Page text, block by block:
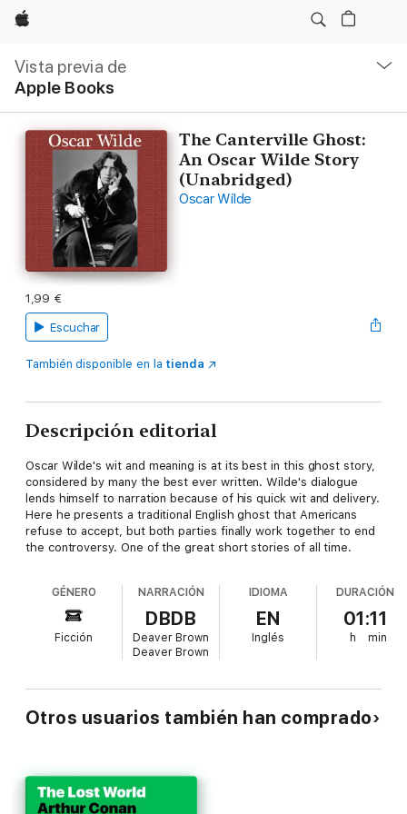
Apple
Vista previa de
Apple Books
local
Abrir
menú
The Canterville Ghost:
An Oscar Wilde Story
(Unabridged)
Oscar Wilde
1,99 €
Escuchar
También disponible en la tienda
Descripción editorial
Oscar Wilde's wit and meaning is at its best in this ghost story,
considered by many the best ever written. Wilde's dialogue
lends himself to narration because of his quick wit and delivery.
Here he presents a traditional English ghost that Americans
refuse to accept, but both parties finally work together to end
the controversy. One of the great short stories of all time.
GÉNERO
Ficción
NARRACIÓN
DBDB
Deaver Brown
Deaver Brown
IDIOMA
EN
Inglés
DURACIÓN
01:11
h min
Otros usuarios también han comprado